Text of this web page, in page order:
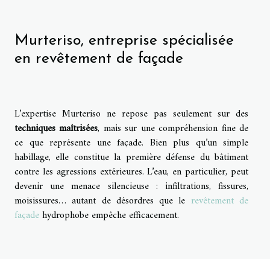
Murteriso, entreprise spécialisée
en revêtement de façade
L’expertise Murteriso ne repose pas seulement sur des
techniques maîtrisées, mais sur une compréhension fine de
ce que représente une façade. Bien plus qu’un simple
habillage, elle constitue la première défense du bâtiment
contre les agressions extérieures. L’eau, en particulier, peut
devenir une menace silencieuse : infiltrations, fissures,
moisissures… autant de désordres que le revêtement de
façadehydrophobe empêche efficacement.